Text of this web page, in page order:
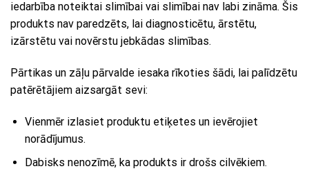
iedarbība noteiktai slimībai vai slimībai nav labi zināma. Šis
produkts nav paredzēts, lai diagnosticētu, ārstētu,
izārstētu vai novērstu jebkādas slimības.
Pārtikas un zāļu pārvalde iesaka rīkoties šādi, lai palīdzētu
patērētājiem aizsargāt sevi:
Vienmēr izlasiet produktu etiķetes un ievērojiet
norādījumus.
Dabisks nenozīmē, ka produkts ir drošs cilvēkiem.